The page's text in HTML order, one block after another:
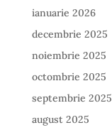
ianuarie 2026
decembrie 2025
noiembrie 2025
octombrie 2025
septembrie 2025
august 2025